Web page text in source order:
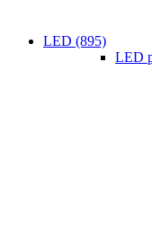
LED (895)
LED